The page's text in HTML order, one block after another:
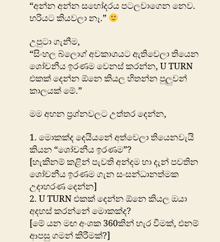
“අන්න අන්න සහෝදරය පටලවාගෙන නෙව.
හරියට කියවලා නෑ.”
උපුටා ගැනීම,
“සිංහල බ්ලොග් අවකාශයට ඇතිවෙලා තියෙන
ශෝචනීය ඉරණම වෙනස් කරන්න, U TURN
එකක් දෙන්න ඕනෙ කියල හිතන්න පුලුවන්
කාලයක් මේ.”
මම අහන ප්‍රශ්නවලට උත්තර දෙන්න,
1. මොකක්ද දෙයියනේ අත්වෙලා තියෙනවැයි
කියන “ශෝචනීය ඉරණම”?
[හැකිනම් කළින් පැවති අන්දම හා දැන් පවතින
ශෝචනීය ඉරණම ගැන සංසන්ධානත්මක
උදාහරණ දෙන්න]
2. U TURN එකක් දෙන්න ඕනෙ කියල ඔයා
අදහස් කරන්නේ මොකක්ද?
[මේ යන මඟ අංශක 360කින් හැර වීමක්, එනම්
ආපසු ගමන් කිරීමක්?]